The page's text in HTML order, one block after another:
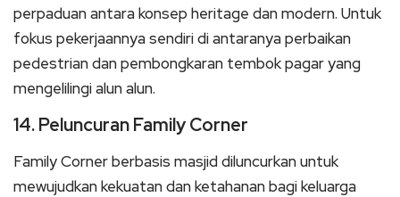
perpaduan antara konsep heritage dan modern. Untuk
fokus pekerjaannya sendiri di antaranya perbaikan
pedestrian dan pembongkaran tembok pagar yang
mengelilingi alun alun.
14. Peluncuran Family Corner
Family Corner berbasis masjid diluncurkan untuk
mewujudkan kekuatan dan ketahanan bagi keluarga